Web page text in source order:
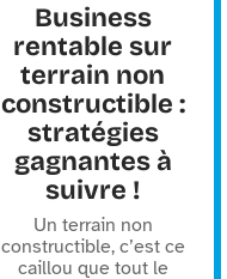
Business
rentable sur
terrain non
constructible :
stratégies
gagnantes à
suivre !
Un terrain non
constructible, c’est ce
caillou que tout le